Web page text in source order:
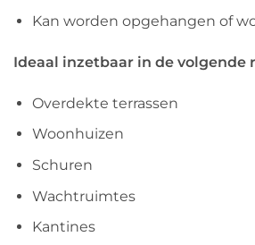
Kan worden opgehangen of
Ideaal inzetbaar in de volgende
Overdekte terrassen
Woonhuizen
Schuren
Wachtruimtes
Kantines